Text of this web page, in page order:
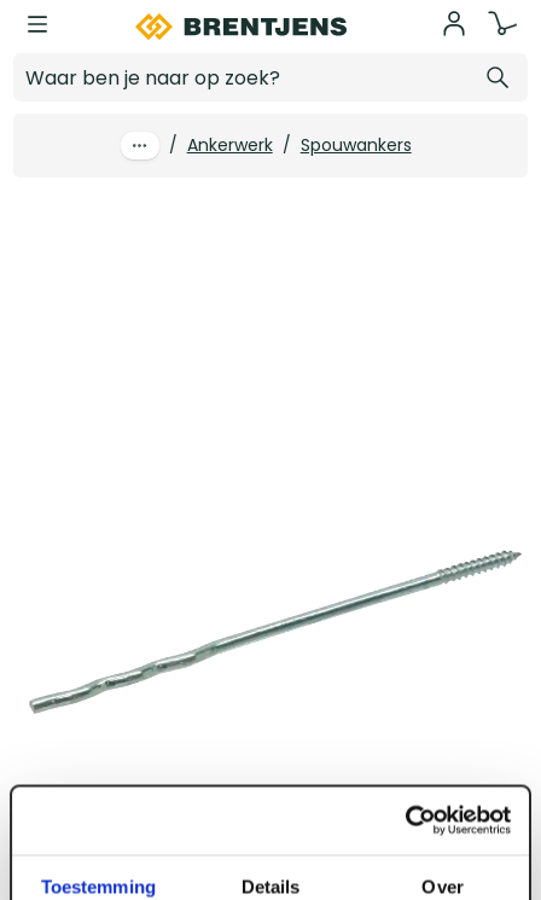
Toestemming Details Over
Ga naar hoofdinhoud
/ Ankerwerk / Spouwankers
Log in voor prijzen